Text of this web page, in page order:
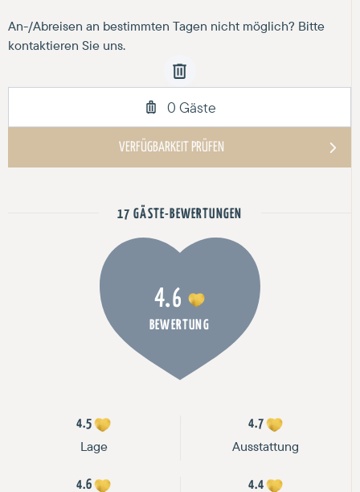
17 GÄSTE-BEWERTUNGEN
4.6
BEWERTUNG
4.5
Lage
4.7
Ausstattung
4.6 4.4